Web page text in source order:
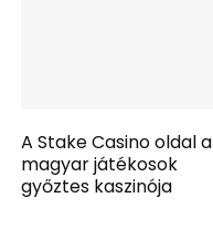
A Stake Casino oldal a
magyar játékosok
győztes kaszinója